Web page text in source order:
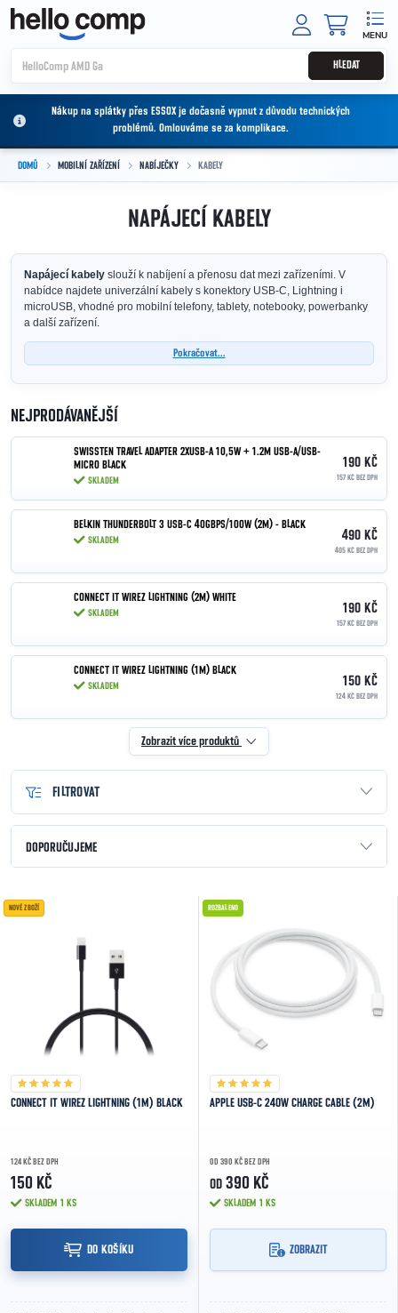
Přejít na obsah
HLEDAT
Nákup na splátky přes ESSOX je dočasně vypnut z důvodu technických
problémů. Omlouváme se za komplikace.
DOMŮ MOBILNÍ ZAŘÍZENÍ NABÍJEČKY KABELY
NAPÁJECÍ KABELY
Napájecí kabely slouží k nabíjení a přenosu dat mezi zařízeními. V
nabídce najdete univerzální kabely s konektory USB-C, Lightning i
microUSB, vhodné pro mobilní telefony, tablety, notebooky, powerbanky
a další zařízení.
Pokračovat...
NEJPRODÁVANĚJŠÍ
SWISSTEN TRAVEL ADAPTER 2XUSB-A 10,5W + 1.2M USB-A/USB-
MICRO BLACK
SKLADEM
190 KČ
157 KČ BEZ DPH
BELKIN THUNDERBOLT 3 USB-C 40GBPS/100W (2M) - BLACK
SKLADEM 490 KČ
405 KČ BEZ DPH
CONNECT IT WIREZ LIGHTNING (2M) WHITE
SKLADEM 190 KČ
157 KČ BEZ DPH
CONNECT IT WIREZ LIGHTNING (1M) BLACK
SKLADEM 150 KČ
124 KČ BEZ DPH
Zobrazit více produktů
FILTROVAT
Řazení produktů
DOPORUČUJEME
NEJPRODÁVANĚJŠÍ
Výpis produktů
NOVÉ ZBOŽÍ
CONNECT IT WIREZ LIGHTNING (1M) BLACK
124 KČ BEZ DPH
150 KČ
SKLADEM 1 KS
DO KOŠÍKU
ROZBALENO
APPLE USB-C 240W CHARGE CABLE (2M)
OD 390 KČ BEZ DPH
OD 390 KČ
SKLADEM 1 KS
ZOBRAZIT